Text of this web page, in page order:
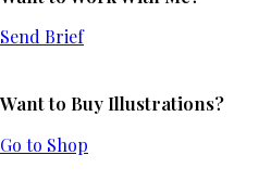
Send Brief
Want to Buy Illustrations?
Go to Shop